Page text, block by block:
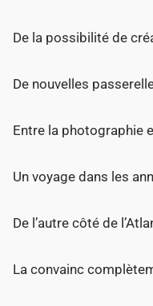
De la possibilité de
De nouvelles
Entre la photographie
Un voyage dans les
De l’autre côté de
La convainc